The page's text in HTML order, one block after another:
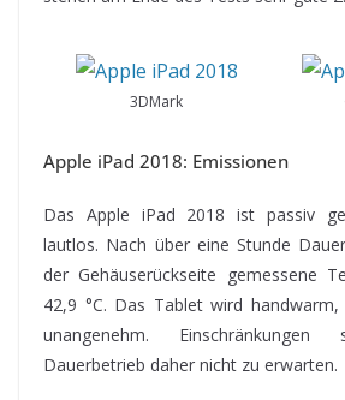
3DMark
Apple iPad 2018: Emissionen
Das Apple iPad 2018 ist passiv
lautlos. Nach über eine Stunde
der Gehäuserückseite gemessene
42,9 °C. Das Tablet wird
unangenehm.
Dauerbetrieb daher nicht zu erwarten.